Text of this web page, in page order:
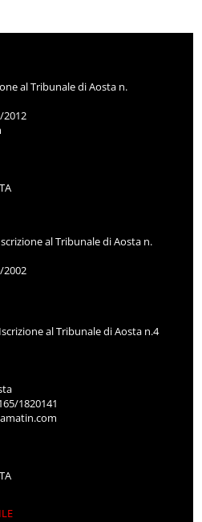
al Tribunale di Aosta n.
2012
al Tribunale di Aosta n.
2002
al Tribunale di Aosta n.4
1820141